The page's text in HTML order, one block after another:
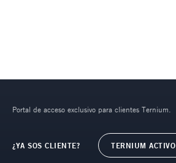
Portal de acceso exclusivo para clientes Ternium.
¿YA SOS CLIENTE? TERNIUM ACTIVO